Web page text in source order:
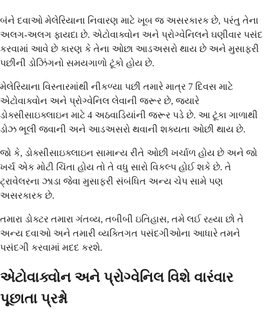
બંને દવાઓ મેલેરિયાના નિવારણ માટે ખૂબ જ અસરકારક છે, પરંતુ તેના
અલગ-અલગ ફાયદા છે. એટોવાક્વોન અને પ્રોગ્વેનિલને ઘણીવાર પસંદ
કરવામાં આવે છે કારણ કે તેના ઓછા આડઅસરો થાય છે અને મુસાફરી
પછીની ડોઝિંગનો સમયગાળો ટૂંકો હોય છે.
મેલેરિયાના વિસ્તારમાંથી નીકળ્યા પછી તમારે માત્ર 7 દિવસ માટે
એટોવાક્વોન અને પ્રોગ્વેનિલ લેવાની જરૂર છે, જ્યારે
ડોક્સીસાઇક્લાઇન માટે 4 અઠવાડિયાંની જરૂર પડે છે. આ ટૂંકા ગાળાથી
ડોઝ ભૂલી જવાની અને આડઅસરો થવાની શક્યતા ઓછી થાય છે.
જો કે, ડોક્સીસાઇક્લાઇન સામાન્ય રીતે ઓછી ખર્ચાળ હોય છે અને જો
ખર્ચ એક મોટી ચિંતા હોય તો તે વધુ સારો વિકલ્પ હોઈ શકે છે. તે
ટ્રાવેલરના ઝાડા જેવા મુસાફરી સંબંધિત અન્ય ચેપ સામે પણ
અસરકારક છે.
તમારા ડોક્ટર તમારા ગંતવ્ય, તબીબી ઇતિહાસ, તમે લઈ રહ્યા છો તે
અન્ય દવાઓ અને તમારી વ્યક્તિગત પસંદગીઓના આધારે તમને
પસંદગી કરવામાં મદદ કરશે.
એટોવાક્વોન અને પ્રોગ્વેનિલ વિશે વારંવાર
પૂછાતા પ્રશ્નો